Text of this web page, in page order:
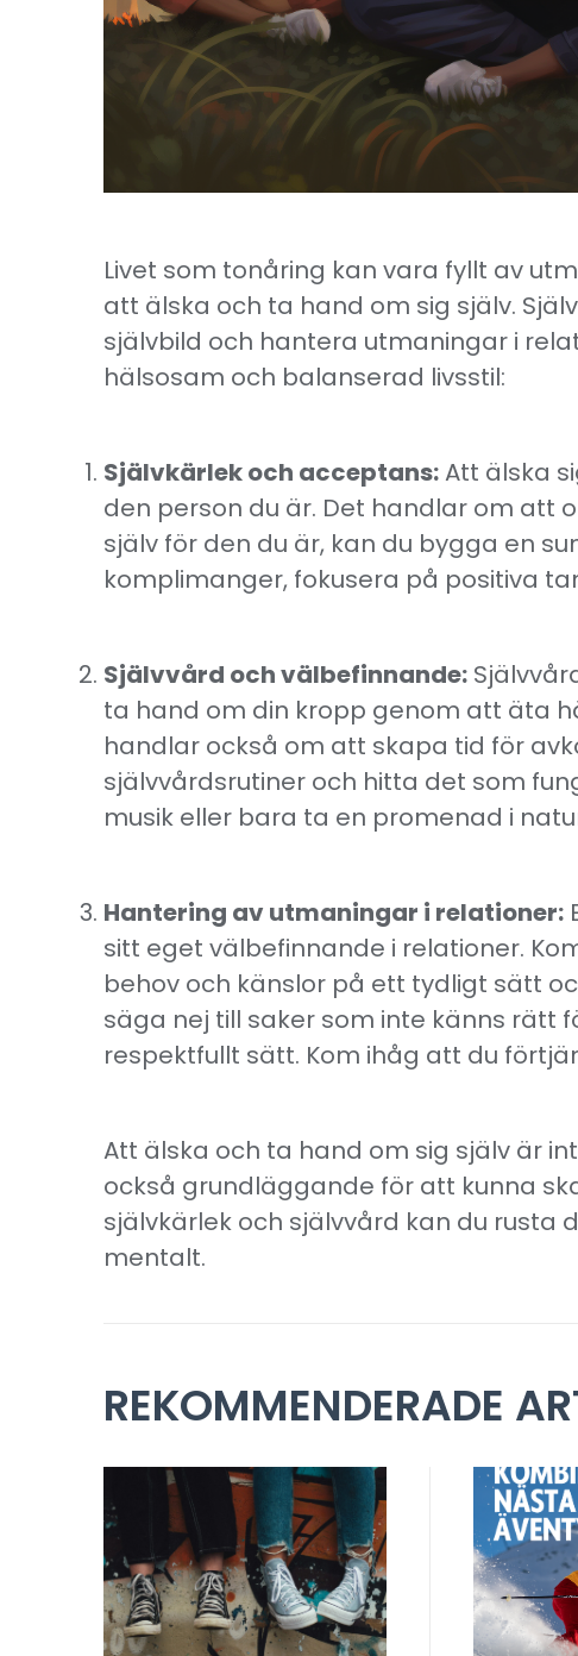
Livet som tonåring kan vara fyllt av
att älska och ta hand om sig själv.
självbild och hantera utmaningar i
hälsosam och balanserad livsstil:
Självkärlek och acceptans:Att älska
den person du är. Det handlar om att
själv för den du är, kan du bygga en
komplimanger, fokusera på positiva
Självvård och välbefinnande:
ta hand om din kropp genom att äta
handlar också om att skapa tid för
självvårdsrutiner och hitta det som
musik eller bara ta en promenad i
Hantering av utmaningar i relationer:
sitt eget välbefinnande i relationer.
behov och känslor på ett tydligt sätt
säga nej till saker som inte känns rätt
respektfullt sätt. Kom ihåg att du
Att älska och ta hand om sig själv är
också grundläggande för att kunna
självkärlek och självvård kan du rusta
mentalt.
REKOMMENDERADE